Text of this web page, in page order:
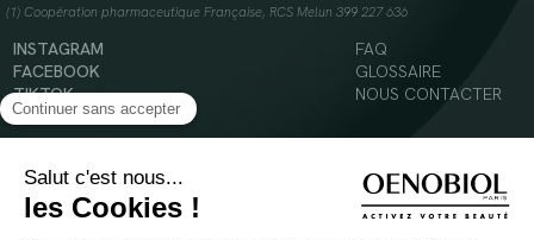
(1) Coopération pharmaceutique Française, RCS Melun 399 227 636
INSTAGRAM
FACEBOOK
TIKTOK
YOUTUBE
FAQ
GLOSSAIRE
NOUS CONTACTER
Mentions légales